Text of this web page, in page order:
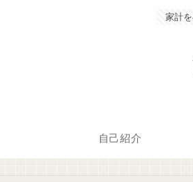
家計
自己紹介